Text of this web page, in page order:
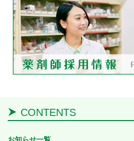
CONTENTS